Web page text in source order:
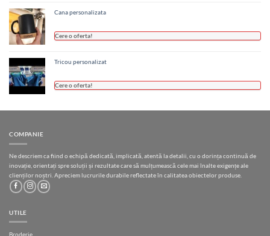
Cana personalizata
Cere o oferta!
Tricou personalizat
Cere o oferta!
COMPANIE
Ne descriem ca fiind o echipă dedicată, implicată, atentă la detalii, cu o dorința continuă de
inovație, orientați spre soluții și rezultate care să mulțumească cele mai înalte exigențe ale
clienților noștri. Apreciem lucrurile durabile reflectate în calitatea obiectelor produse.
UTILE
Broderie